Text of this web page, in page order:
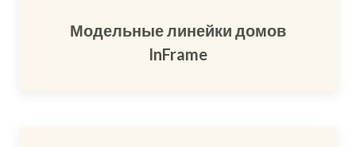
Модельные линейки домов
InFrame